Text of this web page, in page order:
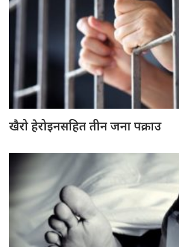
खैरो हेरोइनसहित तीन जना पक्राउ